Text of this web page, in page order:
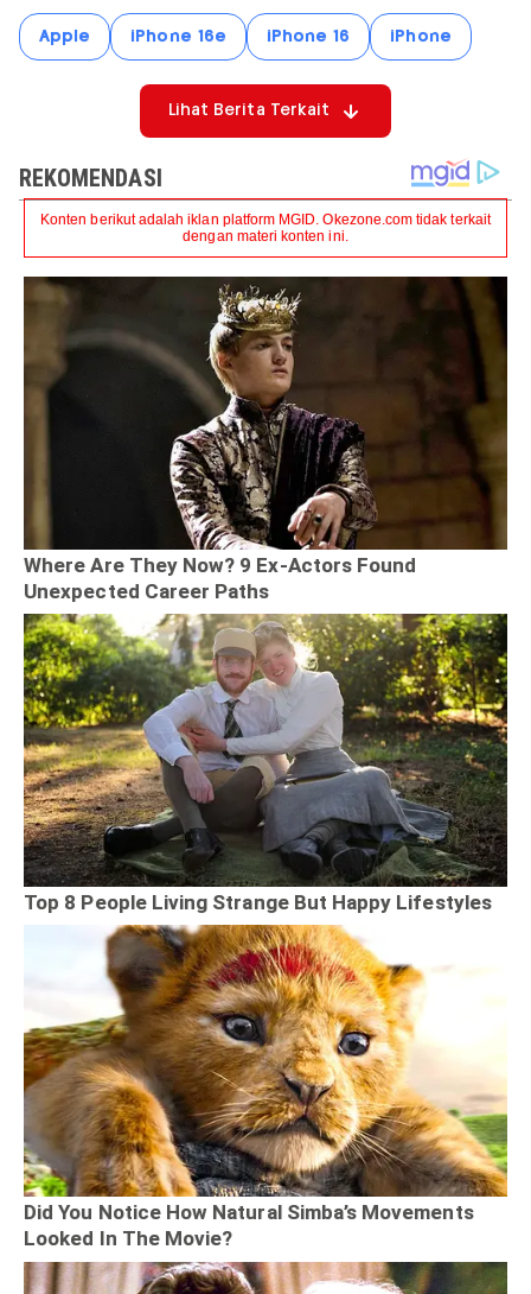
Apple iPhone 16e iPhone 16 iPhone
Lihat Berita Terkait